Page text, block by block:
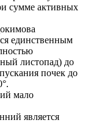
сумме активных
единственным
листопад) до
почек до
мало
является